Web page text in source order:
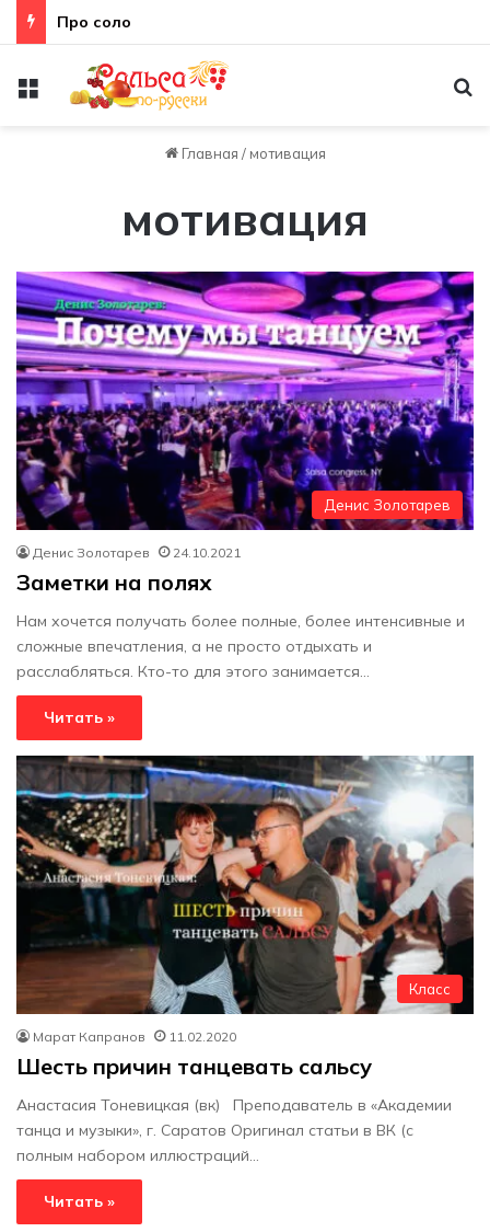
Неправильная техника
Меню
Главная / мотивация
мотивация
Денис Золотарев
Денис Золотарев 24.10.2021
Заметки на полях
Нам хочется получать более полные, более интенсивные и
сложные впечатления, а не просто отдыхать и
расслабляться. Кто-то для этого занимается…
Читать »
Класс
Марат Капранов 11.02.2020
Шесть причин танцевать сальсу
Анастасия Тоневицкая (вк) Преподаватель в «Академии
танца и музыки», г. Саратов Оригинал статьи в ВК (с
полным набором иллюстраций…
Читать »